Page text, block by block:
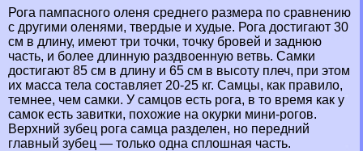
Рога пампасного оленя среднего размера по сравнению
с другими оленями, твердые и худые. Рога достигают 30
см в длину, имеют три точки, точку бровей и заднюю
часть, и более длинную раздвоенную ветвь. Самки
достигают 85 см в длину и 65 см в высоту плеч, при этом
их масса тела составляет 20-25 кг. Самцы, как правило,
темнее, чем самки. У самцов есть рога, в то время как у
самок есть завитки, похожие на окурки мини-рогов.
Верхний зубец рога самца разделен, но передний
главный зубец — только одна сплошная часть.